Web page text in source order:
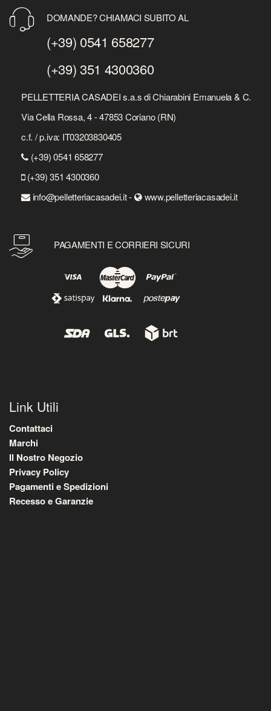
DOMANDE? CHIAMACI SUBITO AL
(+39) 0541 658277
(+39) 351 4300360
PELLETTERIA CASADEI s.a.s di Chiarabini Emanuela & C.
Via Cella Rossa, 4 - 47853 Coriano (RN)
c.f. / p.iva: IT03203830405
(+39) 0541 658277
(+39) 351 4300360
info@pelletteriacasadei.it -
www.pelletteriacasadei.it
PAGAMENTI E CORRIERI SICURI
Link Utili
Contattaci
Marchi
Il Nostro Negozio
Privacy Policy
Pagamenti e Spedizioni
Recesso e Garanzie